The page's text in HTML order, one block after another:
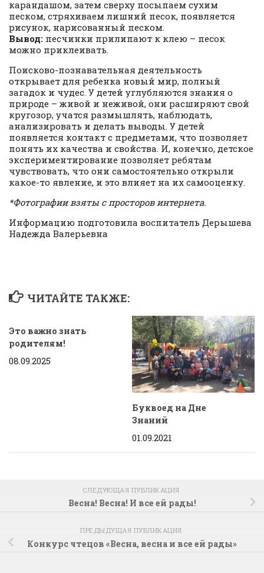
карандашом, затем сверху посыпаем сухим
песком, стряхиваем лишний песок, появляется
рисунок, нарисованный песком.
Вывод: песчинки прилипают к клею – песок
можно приклеивать.
Поисково-познавательная деятельность
открывает для ребенка новый мир, полный
загадок и чудес. У детей углубляются знания о
природе – живой и неживой, они расширяют свой
кругозор, учатся размышлять, наблюдать,
анализировать и делать выводы. У детей
появляется контакт с предметами, что позволяет
понять их качества и свойства. И, конечно, детское
экспериментирование позволяет ребятам
чувствовать, что они самостоятельно открыли
какое-то явление, и это влияет на их самооценку.
*Фотографии взяты с просторов интернета.
Информацию подготовила воспитатель Дерышева
Надежда Валерьевна
ЧИТАЙТЕ ТАКЖЕ:
Это важно знать
родителям!
08.09.2025
Буквоед на Дне
Знаний
01.09.2021
СЛЕДУЮЩАЯ ПУБЛИКАЦИЯ
Весна! Весна! И все ей рады!
ПРЕДЫДУЩАЯ ПУБЛИКАЦИЯ
Конкурс чтецов «Весна, весна и все ей рады»